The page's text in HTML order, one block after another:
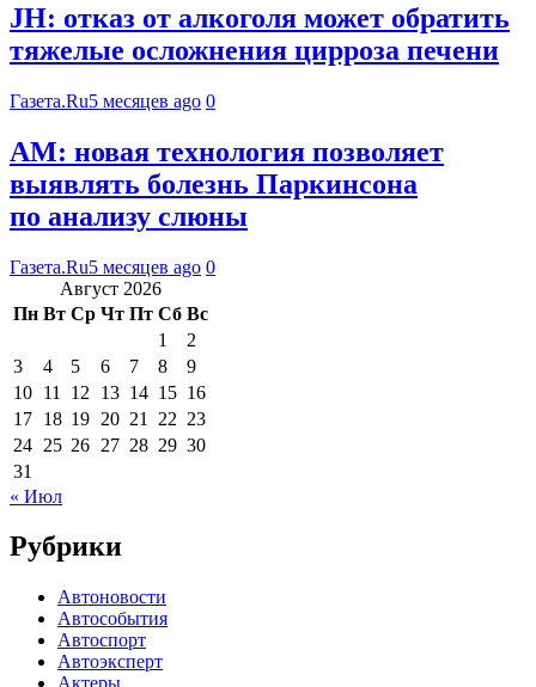
JH: отказ от алкоголя может обратить
тяжелые осложнения цирроза печени
Газета.Ru5 месяцев ago 0
AM: новая технология позволяет
выявлять болезнь Паркинсона
по анализу слюны
Газета.Ru5 месяцев ago 0
Август 2026
Пн Вт Ср Чт Пт Сб Вс
1
2
3
4 5 6 7 8
9
10 11 12 13 14 15 16
17 18 19 20 21 22 23
24 25 26 27 28 29 30
31
« Июл
Рубрики
Автоновости
Автособытия
Автоспорт
Автоэксперт